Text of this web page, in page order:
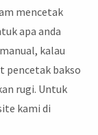
mencetak
apa anda
kalau
pencetak bakso
rugi. Untuk
kami di